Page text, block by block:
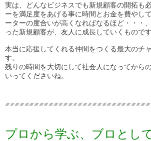
実は、どんなビジネスでも新規顧客の開拓も
ーを満足度をあげる事に時間とお金を費やし
ーターの度合いが高くなればなるほど・・・
った新規顧客が、友人に成長していくものです
本当に応援してくれる仲間をつくる最大のチ
す。
残りの時間を大切にして社会人になってから
いってくださいね。
プロから学ぶ、ブロとし